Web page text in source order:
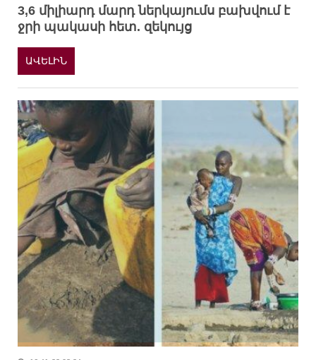
3,6 միլիարդ մարդ ներկայումս բախվում է
ջրի պակասի հետ. զեկույց
ԱՎԵԼԻՆ